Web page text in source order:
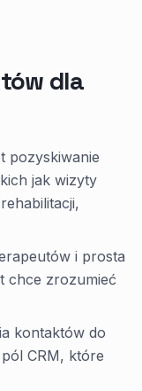
dla
pozyskiwanie
jak wizyty
i prosta
chce zrozumieć
kontaktów do
CRM, które